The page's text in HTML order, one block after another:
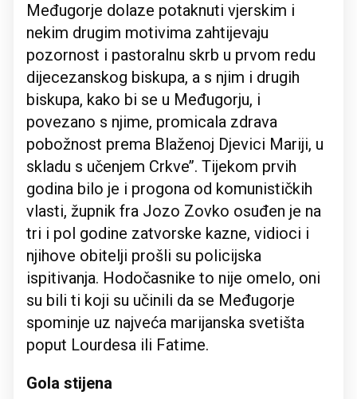
Međugorje dolaze potaknuti vjerskim i
nekim drugim motivima zahtijevaju
pozornost i pastoralnu skrb u prvom redu
dijecezanskog biskupa, a s njim i drugih
biskupa, kako bi se u Međugorju, i
povezano s njime, promicala zdrava
pobožnost prema Blaženoj Djevici Mariji, u
skladu s učenjem Crkve’’. Tijekom prvih
godina bilo je i progona od komunističkih
vlasti, župnik fra Jozo Zovko osuđen je na
tri i pol godine zatvorske kazne, vidioci i
njihove obitelji prošli su policijska
ispitivanja. Hodočasnike to nije omelo, oni
su bili ti koji su učinili da se Međugorje
spominje uz najveća marijanska svetišta
poput Lourdesa ili Fatime.
Gola stijena